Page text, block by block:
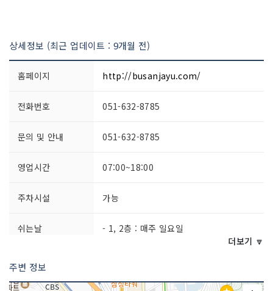
상세정보 (최근 업데이트 : 9개월 전)
홈페이지 http://busanjayu.com/
전화번호 051-632-8785
문의 및 안내 051-632-8785
영업시간 07:00~18:00
주차시설 가능
쉬는날
- 1, 2층 : 매주 일요일
판매 품목
품
더보기 🔽
주변 정보